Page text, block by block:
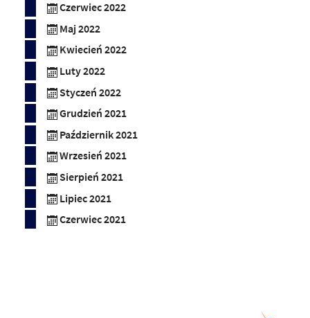
Czerwiec 2022
Maj 2022
Kwiecień 2022
Luty 2022
Styczeń 2022
Grudzień 2021
Październik 2021
Wrzesień 2021
Sierpień 2021
Lipiec 2021
Czerwiec 2021